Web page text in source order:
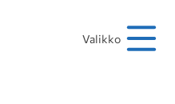
Valikko